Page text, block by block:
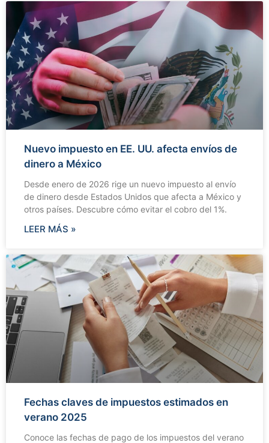
Nuevo impuesto en EE. UU. afecta envíos de
dinero a México
Desde enero de 2026 rige un nuevo impuesto al envío
de dinero desde Estados Unidos que afecta a México y
otros países. Descubre cómo evitar el cobro del 1%.
LEER MÁS »
Fechas claves de impuestos estimados en
verano 2025
Conoce las fechas de pago de los impuestos del verano